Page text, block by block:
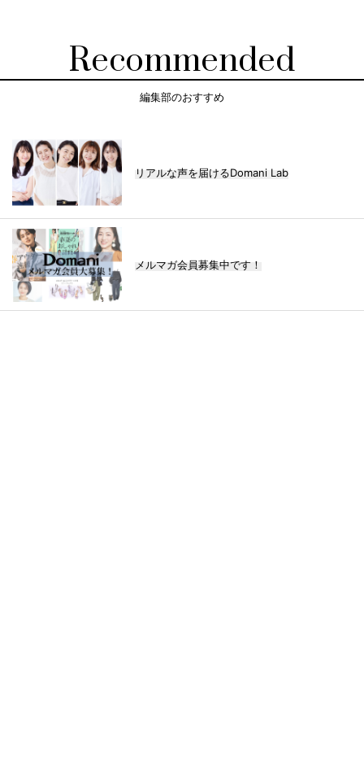
Recommended
編集部のおすすめ
リアルな声を届けるDomani Lab
メルマガ会員募集中です！